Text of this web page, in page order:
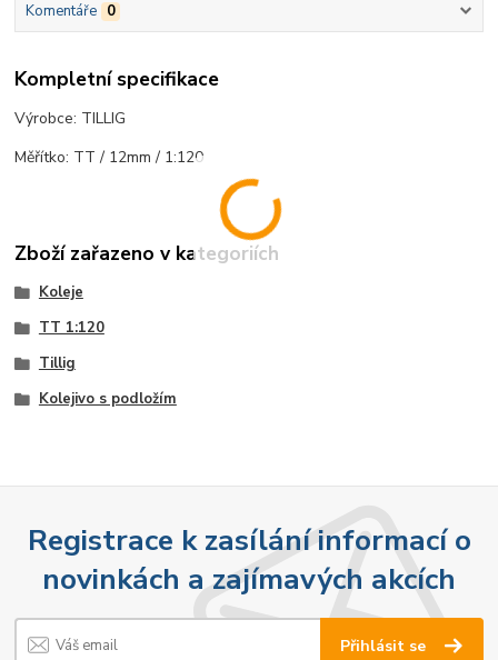
Komentáře 0
Kompletní specifikace
Výrobce: TILLIG
Měřítko: TT / 12mm / 1:120
Zboží zařazeno v kategoriích
Koleje
TT 1:120
Tillig
Kolejivo s podložím
Registrace k zasílání informací o
novinkách a zajímavých akcích
Přihlásit se